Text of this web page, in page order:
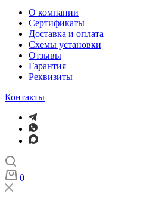
О компании
Сертификаты
Доставка и оплата
Схемы установки
Отзывы
Гарантия
Реквизиты
Контакты
0